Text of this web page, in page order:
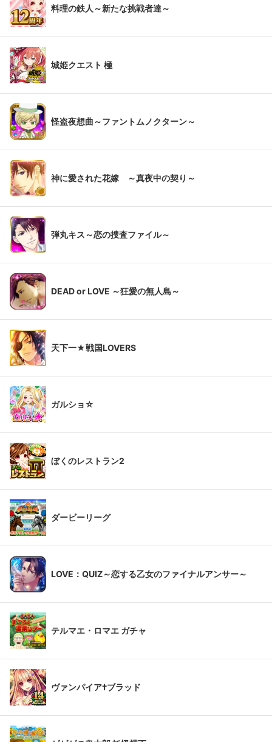
料理の鉄人～新たな挑戦者達～
城姫クエスト 極
怪盗夜想曲～ファントムノクターン～
神に愛された花嫁 ～真夜中の契り～
弾丸キス～恋の捜査ファイル～
DEAD or LOVE ～狂愛の無人島～
天下一★戦国LOVERS
ガルショ☆
ぼくのレストラン2
ダービーリーグ
LOVE：QUIZ～恋する乙女のファイナルアンサー～
テルマエ・ロマエ ガチャ
ヴァンパイア†ブラッド